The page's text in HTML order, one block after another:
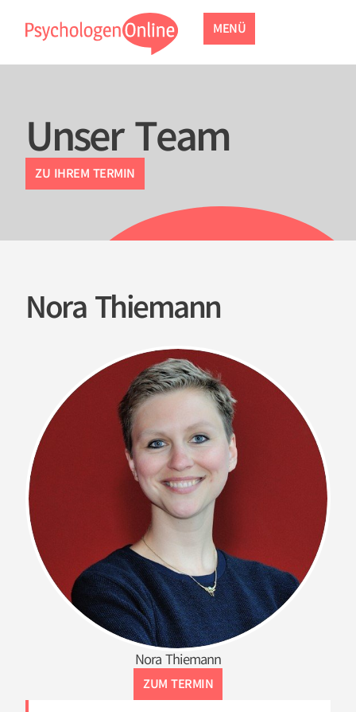
MENÜ
Unser Team
ZU IHREM TERMIN
Nora Thiemann
Nora Thiemann
ZUM TERMIN